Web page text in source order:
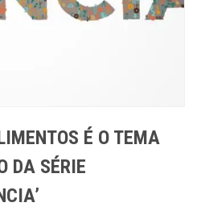
É O TEMA
DA SÉRIE